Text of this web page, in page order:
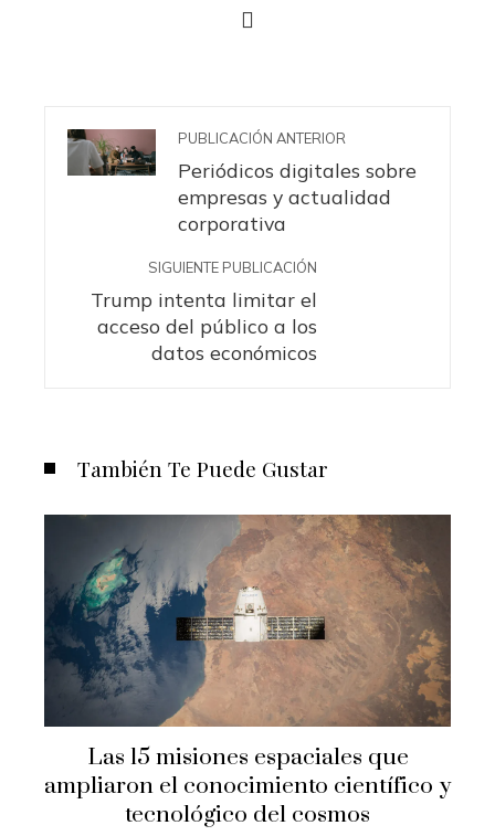
PUBLICACIÓN ANTERIOR
Periódicos digitales sobre
empresas y actualidad
corporativa
SIGUIENTE PUBLICACIÓN
Trump intenta limitar el
acceso del público a los
datos económicos
También Te Puede Gustar
Las 15 misiones espaciales que
ampliaron el conocimiento científico y
tecnológico del cosmos